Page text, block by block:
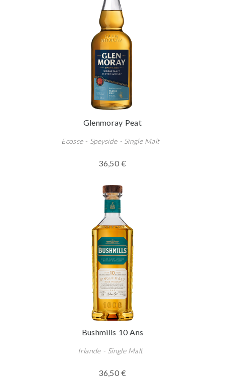
Glenmoray Peat
Ecosse - Speyside - Single Malt
36,50 €
Bushmills 10 Ans
Irlande - Single Malt
36,50 €